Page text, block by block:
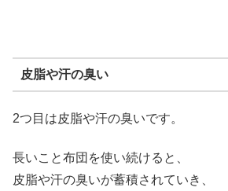
皮脂や汗の臭い
2つ目は皮脂や汗の臭いです。
長いこと布団を使い続けると、
皮脂や汗の臭いが蓄積されていき、